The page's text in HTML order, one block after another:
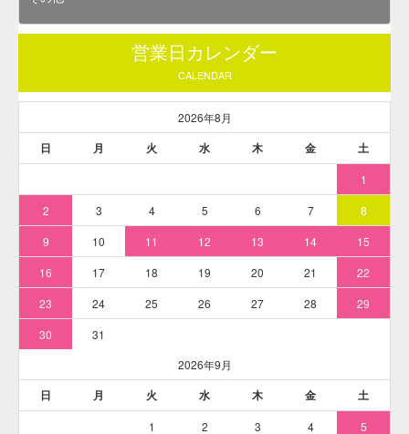
※耐熱バケツなど、ステンレス鍋の代用品で染める場合は
」解説ペ
ージの染め方を参考にしてください。
そめそめキットProを使った染め方
「綿Tシャツ」1枚（120g）を「そめそめキットPro Sサイズ
ターコイズ色」で染める例です。最初に、染めるものを水で
濡らしてしぼっておいてください。ムラになりにくくなりま
す。
※下記の染め方解説は「ステンレス鍋」にて染色作業を行っ
ています。ステンレス鍋を用意できない方は「
ど、ステンレス鍋の代用品で染める
」解説ページの染め方を
参考にしてください。